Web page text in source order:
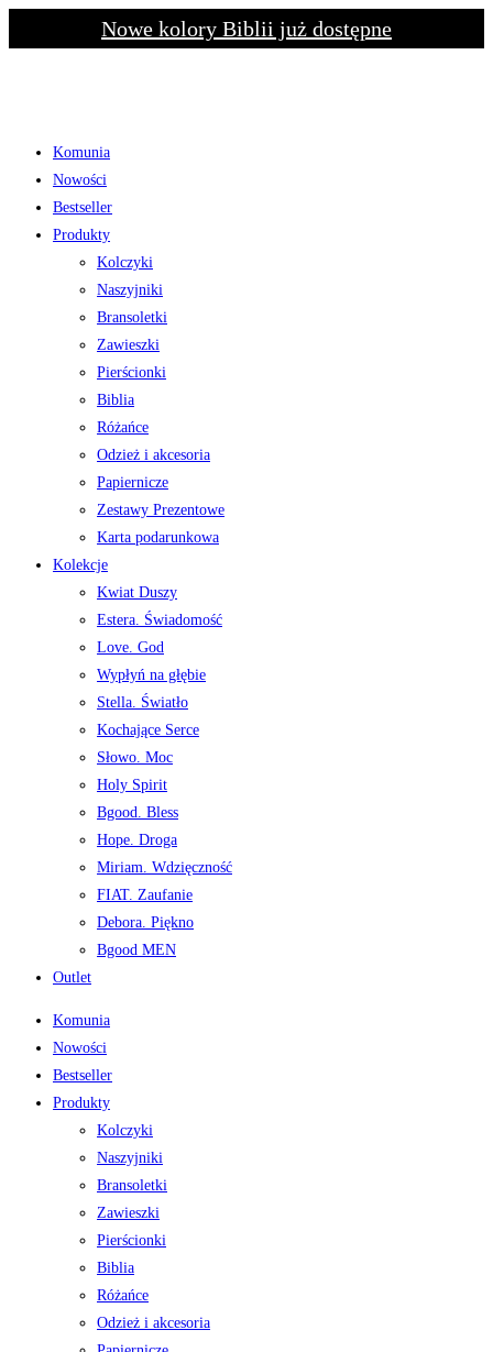
to
Nowe kolory Biblii już dostępne
Komunia
Nowości
Bestseller
Produkty
Kolczyki
Naszyjniki
Bransoletki
Zawieszki
Pierścionki
Biblia
Różańce
Odzież i akcesoria
Papiernicze
Zestawy Prezentowe
Karta podarunkowa
Kolekcje
Kwiat Duszy
Estera. Świadomość
Love. God
Wypłyń na głębie
Stella. Światło
Kochające Serce
Słowo. Moc
Holy Spirit
Bgood. Bless
Hope. Droga
Miriam. Wdzięczność
FIAT. Zaufanie
Debora. Piękno
Bgood MEN
Outlet
Komunia
Nowości
Bestseller
Produkty
Kolczyki
Naszyjniki
Bransoletki
Zawieszki
Pierścionki
Biblia
Różańce
Odzież i akcesoria